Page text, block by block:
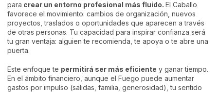
para crear un entorno profesional más fluido. El Caballo
favorece el movimiento: cambios de organización, nuevos
proyectos, traslados o oportunidades que aparecen a través
de otras personas. Tu capacidad para inspirar confianza será
tu gran ventaja: alguien te recomienda, te apoya o te abre una
puerta.
Este enfoque te permitirá ser más eficiente y ganar tiempo.
En el ámbito financiero, aunque el Fuego puede aumentar
gastos por impulso (salidas, familia, generosidad), tu sentido